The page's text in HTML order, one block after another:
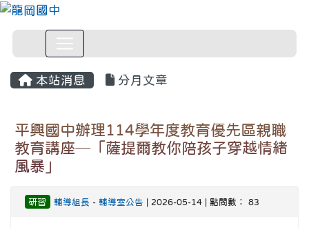
本站消息 分月文章
平興國中辦理114學年度教育優先區親職
教育講座─「薩提爾教你陪孩子穿越情緒
風暴」
研習 輔導組長 - 輔導室公告 | 2026-05-14 | 點閱數： 83